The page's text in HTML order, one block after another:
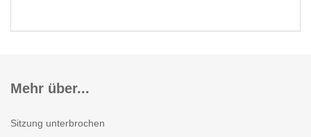
Mehr über...
Sitzung unterbrochen